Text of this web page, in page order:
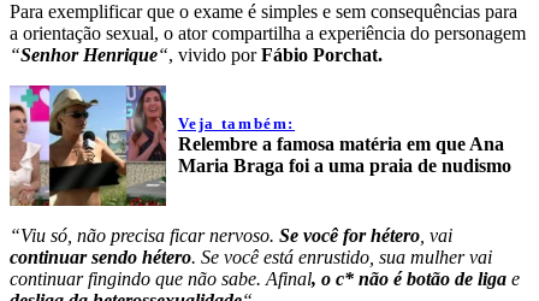
Para exemplificar que o exame é simples e sem consequências para
a orientação sexual, o ator compartilha a experiência do personagem
“Senhor Henrique“, vivido porFábio Porchat.
Veja também:
Relembre a famosa matéria em que Ana
Maria Braga foi a uma praia de nudismo
“Viu só, não precisa ficar nervoso. Se você for hétero , vai
continuar sendo hétero. Se você está enrustido, sua mulher vai
continuar fingindo que não sabe. Afinal, o c* não é botão de liga e